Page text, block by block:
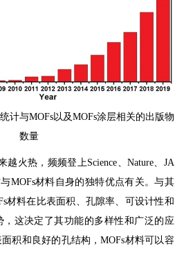
统计与MOFs以及MOFs涂层相关的出版物
数量
越火热，频频登上Science、Nature、JA
MOFs材料自身的独特优点有关。与其
材料在比表面积、孔隙率、可设计性和
这决定了其功能的多样性和广泛的应
积和良好的孔结构，MOFs材料可以容